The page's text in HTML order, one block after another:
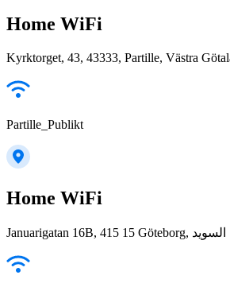
Home WiFi
Kyrktorget, 43, 43333, Partille, Västra
Partille_Publikt
Home WiFi
Januarigatan 16B, 415 15 Göteborg, السويد